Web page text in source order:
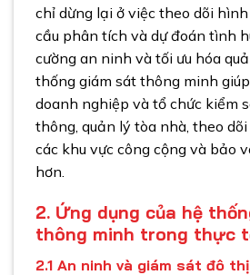
chỉ dừng lại ở việc theo dõi
cầu phân tích và dự đoán tình
cường an ninh và tối ưu hóa
thống giám sát thông minh
doanh nghiệp và tổ chức kiểm
thông, quản lý tòa nhà, theo
các khu vực công cộng và bảo
hơn.
2. Ứng dụng của hệ
thông minh trong thực
2.1 An ninh và giám sát đô thị